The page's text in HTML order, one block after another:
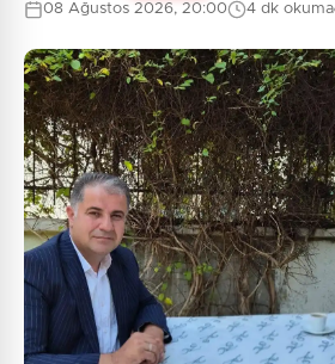
Güvenlik Sorusu:
6 + 6 = ?
Gönder
08 Ağustos 2026, 20:00 4 dk okuma